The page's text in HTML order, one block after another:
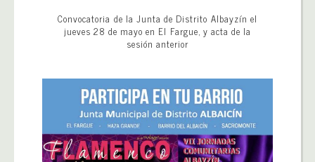
Convocatoria de la Junta de Distrito Albayzín el
jueves 28 de mayo en El Fargue, y acta de la
sesión anterior